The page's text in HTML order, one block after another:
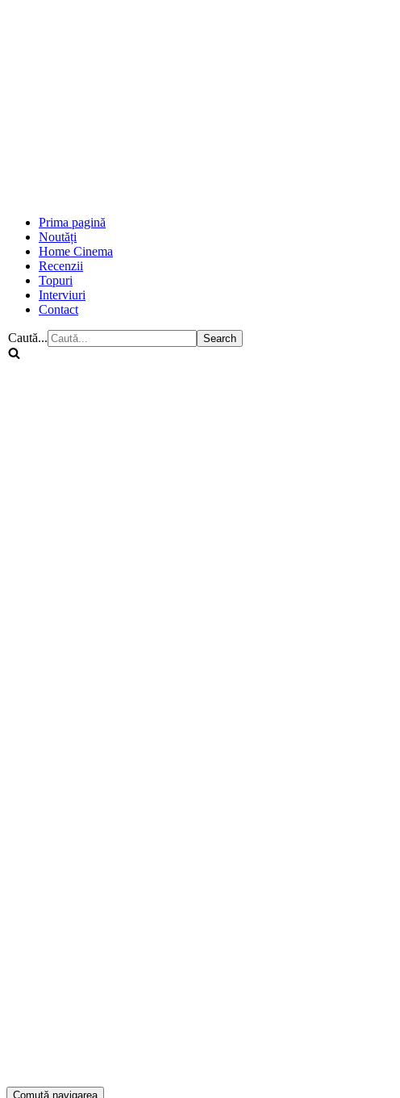
Prima pagină
Noutăți
Home Cinema
Recenzii
Topuri
Interviuri
Contact
Caută...
Comută navigarea